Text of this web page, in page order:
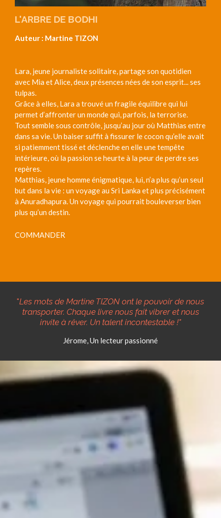
L'ARBRE DE BODHI
Auteur : Martine TIZON
Lara, jeune journaliste solitaire, partage son quotidien
avec Mia et Alice, deux présences nées de son esprit... ses
tulpas.
Grâce à elles, Lara a trouvé un fragile équilibre qui lui
permet d’affronter un monde qui, parfois, la terrorise.
Tout semble sous contrôle, jusqu’au jour où Matthias entre
dans sa vie. Un baiser suffit à fissurer le cocon qu’elle avait
si patiemment tissé et déclenche en elle une tempête
intérieure, où la passion se heurte à la peur de perdre ses
repères.
Matthias, jeune homme énigmatique, lui, n’a plus qu’un seul
but dans la vie : un voyage au Sri Lanka et plus précisément
à Anuradhapura. Un voyage qui pourrait bouleverser bien
plus qu’un destin.
COMMANDER
"Les mots de Martine TIZON ont le pouvoir de nous
transporter. Chaque livre nous fait vibrer et nous
invite à rêver. Un talent incontestable !"
Jérome, Un lecteur passionné